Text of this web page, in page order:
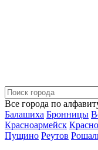
Все города по
Балашиха Бронницы
Красноармейск
Пущино Реутов